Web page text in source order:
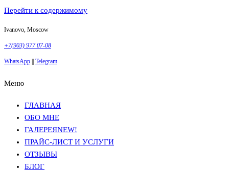
Перейти к содержимому
Ivanovo, Moscow
+7(903) 977 07-08
WhatsApp Telegram
Меню
ГЛАВНАЯ
ОБО МНЕ
ГАЛЕРЕЯNEW!
ПРАЙС-ЛИСТ И УСЛУГИ
ОТЗЫВЫ
БЛОГ